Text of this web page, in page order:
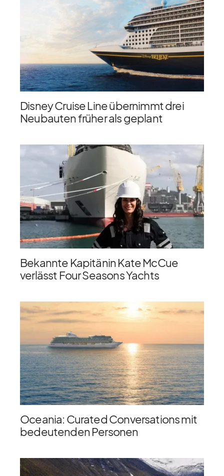
Disney Cruise Line übernimmt drei
Neubauten früher als geplant
Bekannte Kapitänin Kate McCue
verlässt Four Seasons Yachts
Oceania: Curated Conversations mit
bedeutenden Personen